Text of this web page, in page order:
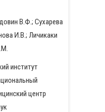
В.Ф.; Сухарева
И.В.; Личикаки
институт
центр